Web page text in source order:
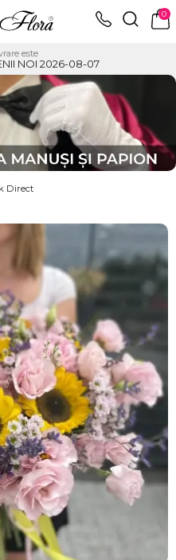
0
este
NOI 2026-08-07
Direct